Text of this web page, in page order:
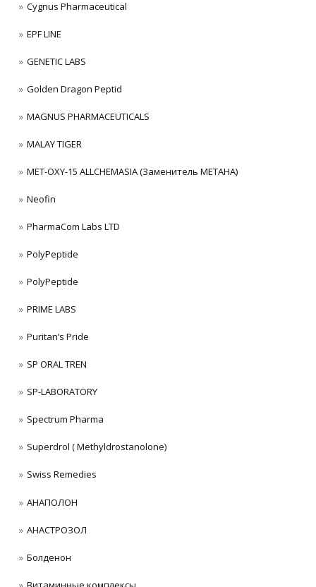
Cygnus Pharmaceutical
EPF LINE
GENETIC LABS
Golden Dragon Peptid
MAGNUS PHARMACEUTICALS
MALAY TIGER
MET-OXY-15 ALLCHEMASIA (Заменитель МЕТАНА)
Neofin
PharmaCom Labs LTD
PolyPeptide
PolyPeptide
PRIME LABS
Puritan’s Pride
SP ORAL TREN
SP-LABORATORY
Spectrum Pharma
Superdrol ( Methyldrostanolone)
Swiss Remedies
АНАПОЛОН
АНАСТРОЗОЛ
Болденон